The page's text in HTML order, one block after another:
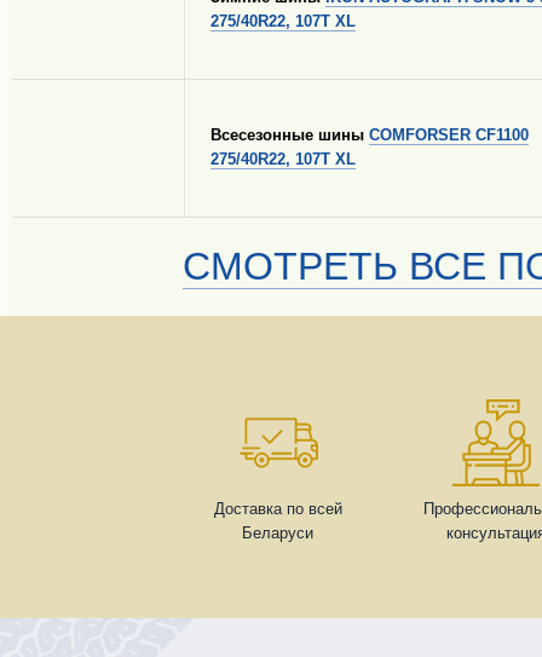
275/40R22, 107T XL
Всесезонные шины COMFORSER CF1100
275/40R22, 107T XL
СМОТРЕТЬ ВСЕ
Доставка по всей
Беларуси